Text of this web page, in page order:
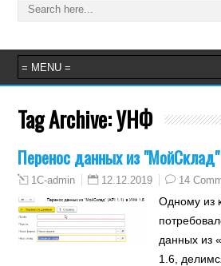
Tag Archive:УНФ
Перенос данных из
1C-admin 12.12.2019 14
Одному из
данных из
1.6,